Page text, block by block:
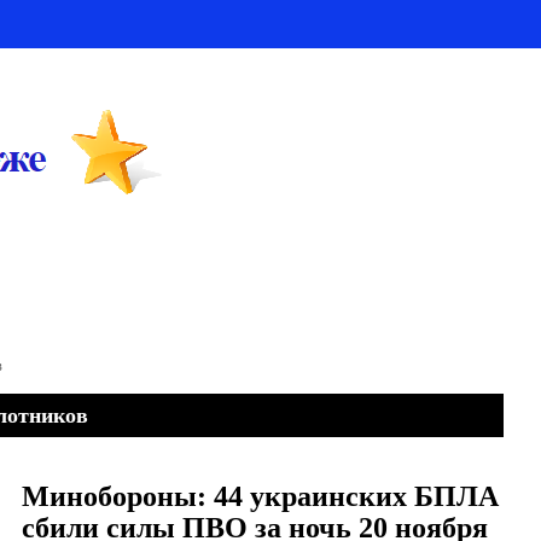
Минобороны: 44 украинских БПЛА
сбили силы ПВО за ночь 20 ноября